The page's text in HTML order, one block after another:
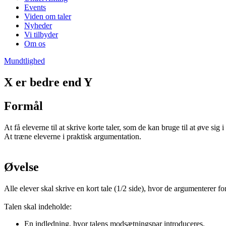
Events
Viden om taler
Nyheder
Vi tilbyder
Om os
Mundtlighed
X er bedre end Y
Formål
At få eleverne til at skrive korte taler, som de kan bruge til at øve sig i
At træne eleverne i praktisk argumentation.
Øvelse
Alle elever skal skrive en kort tale (1/2 side), hvor de argumenterer
Talen skal indeholde:
En indledning, hvor talens modsætningspar introduceres.